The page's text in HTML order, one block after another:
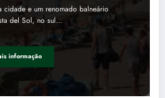
cidade e um renomado balneário
del Sol, no sul…
informação